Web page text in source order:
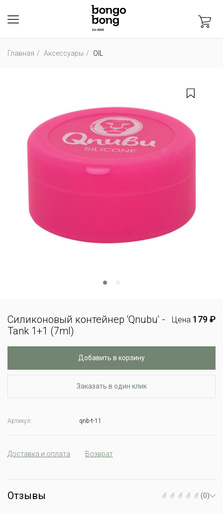
Главная Аксессуары OIL
Силиконовый контейнер 'Qnubu' -
Tank 1+1 (7ml)
Цена 179 ₽
Добавить в корзину
Заказать в один клик
Артикул: qnb-t-11
Доставка и оплата Возврат
Отзывы (0)